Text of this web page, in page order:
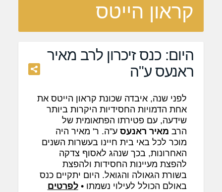
קראון הייטס
היום: כנס זיכרון לרב מאיר
ראנעס ע"ה
לפני שנה, איבדה שכונת קראון הייטס את
אחת הדמויות החסידיות היקרות ביותר
שידעה, עם פטירתו הפתאומית של
הרב מאיר ראנעסע"ה. ר' מאיר היה
מוכר לכל באי בית חיינו בעשרות השנים
האחרונות, בכך שנהג לאסוף צדקה
להפצת מעיינות החסידות ולהפצת
בשורת הגאולה והגואל. היום יתקיים כנס
באולם הכולל לעילוי נשמתו •לפרטים